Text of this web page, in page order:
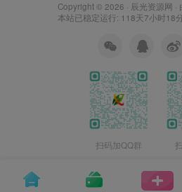
Copyright © 2026 · 辰光资源网 ·
本站已稳定运行: 118天7小时18
扫码加QQ群